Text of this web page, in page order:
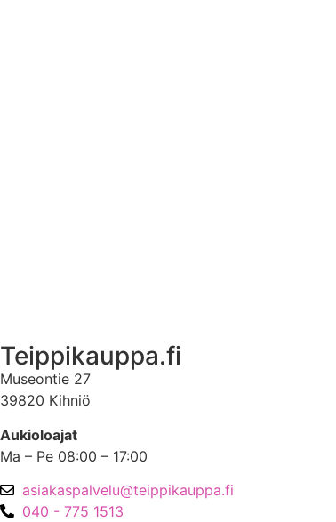
Teippikauppa.fi
Museontie 27
39820 Kihniö
Aukioloajat
Ma – Pe 08:00 – 17:00
asiakaspalvelu@teippikauppa.fi
040 - 775 1513